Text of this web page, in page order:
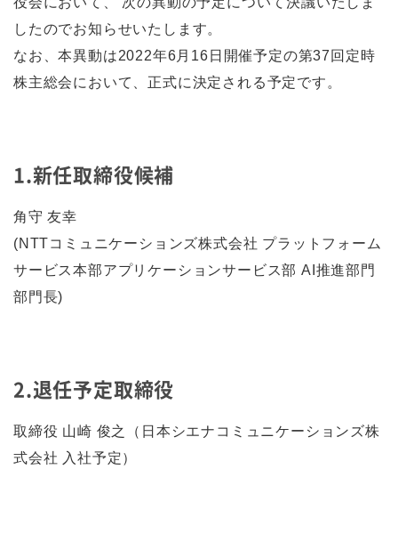
したのでお知らせいたします。
なお、本異動は2022年6月16日開催予定の第37回定時
株主総会において、正式に決定される予定です。
1.新任取締役候補
角守 友幸
(NTTコミュニケーションズ株式会社 プラットフォーム
サービス本部アプリケーションサービス部 AI推進部門
部門長)
2.退任予定取締役
取締役 山崎 俊之（日本シエナコミュニケーションズ株
式会社 入社予定）